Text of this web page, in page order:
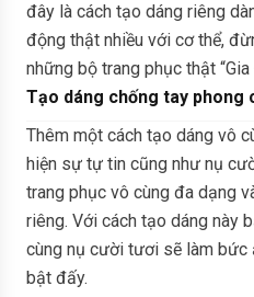
đây là cách tạo dáng riêng
động thật nhiều với cơ thể,
những bộ trang phục thật “Gia
Tạo dáng chống tay phong
Thêm một cách tạo dáng vô
hiện sự tự tin cũng như nụ
trang phục vô cùng đa dạng
riêng. Với cách tạo dáng này
cùng nụ cười tươi sẽ làm bức
bật đấy.